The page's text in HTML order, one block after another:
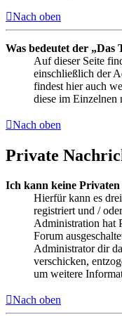
Nach oben
Was bedeutet der „Das
Auf dieser Seite
einschließlich der
findest hier auch
diese im Einzelnen
Nach oben
Private
Ich kann keine
Hierfür kann es
registriert und /
Administration hat
Forum
Administrator dir
verschicken,
um weitere
Nach oben